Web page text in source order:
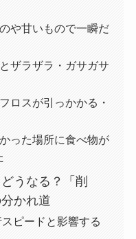
や甘いもので一瞬だ
ザラザラ・ガサガサ
ロスが引っかかる・
った場所に食べ物が
うなる？「削
かれ道
ピードと影響する